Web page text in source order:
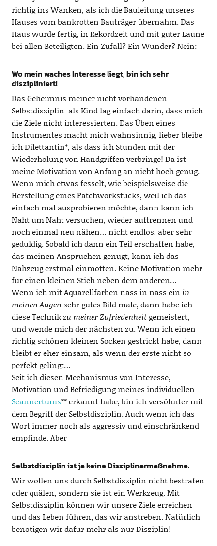
richtig ins Wanken, als ich die Bauleitung unseres
Hauses vom bankrotten Bauträger übernahm. Das
Haus wurde fertig, in Rekordzeit und mit guter Laune
bei allen Beteiligten. Ein Zufall? Ein Wunder? Nein:
Wo mein waches Interesse liegt, bin ich sehr
diszipliniert!
Das Geheimnis meiner nicht vorhandenen
Selbstdisziplin als Kind lag einfach darin, dass mich
die Ziele nicht interessierten. Das Üben eines
Instrumentes macht mich wahnsinnig, lieber bleibe
ich Dilettantin*, als dass ich Stunden mit der
Wiederholung von Handgriffen verbringe! Da ist
meine Motivation von Anfang an nicht hoch genug.
Wenn mich etwas fesselt, wie beispielsweise die
Herstellung eines Patchworkstücks, weil ich das
einfach mal ausprobieren möchte, dann kann ich
Naht um Naht versuchen, wieder auftrennen und
noch einmal neu nähen… nicht endlos, aber sehr
geduldig. Sobald ich dann ein Teil erschaffen habe,
das meinen Ansprüchen genügt, kann ich das
Nähzeug erstmal einmotten. Keine Motivation mehr
für einen kleinen Stich neben dem anderen…
Wenn ich mit Aquarellfarben nass in nass ein in
meinen Augen sehr gutes Bild male, dann habe ich
diese Technikzu meiner Zufriedenheitgemeistert,
und wende mich der nächsten zu. Wenn ich einen
richtig schönen kleinen Socken gestrickt habe, dann
bleibt er eher einsam, als wenn der erste nicht so
perfekt gelingt…
Seit ich diesen Mechanismus von Interesse,
Motivation und Befriedigung meines individuellen
Scannertums** erkannt habe, bin ich versöhnter mit
dem Begriff der Selbstdisziplin. Auch wenn ich das
Wort immer noch als aggressiv und einschränkend
empfinde. Aber
Selbstdisziplin ist jakeineDisziplinarmaßnahme.
Wir wollen uns durch Selbstdisziplin nicht bestrafen
oder quälen, sondern sie ist ein Werkzeug. Mit
Selbstdisziplin können wir unsere Ziele erreichen
und das Leben führen, das wir anstreben. Natürlich
benötigen wir dafür mehr als nur Disziplin!